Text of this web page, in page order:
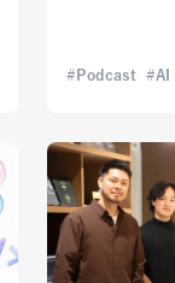
Podcast AI